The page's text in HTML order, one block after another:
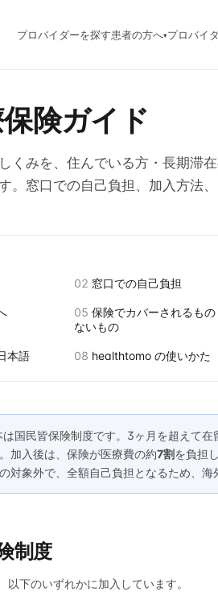
プロバイダーを探す患者の方へ▾プロバイ
険ガイド
くみを、住んでいる方・長期滞
。窓口での自己負担、加入方法、
02 窓口での自己負担
05 保険でカバーされるも
ないもの
本語 08 healthtomo の使いかた
は国民皆保険制度です。3ヶ月を超えて
加入後は、保険が医療費の約7割を負担
対象外で、全額自己負担となるため、海
制度
以下のいずれかに加入しています。